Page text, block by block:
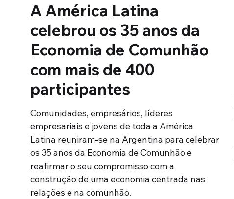
A América Latina
celebrou os 35 anos da
Economia de Comunhão
com mais de 400
participantes
Comunidades, empresários, líderes
empresariais e jovens de toda a América
Latina reuniram-se na Argentina para celebrar
os 35 anos da Economia de Comunhão e
reafirmar o seu compromisso com a
construção de uma economia centrada nas
relações e na comunhão.